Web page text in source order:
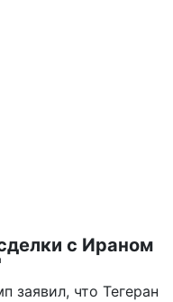
с Ираном
заявил, что Тегеран